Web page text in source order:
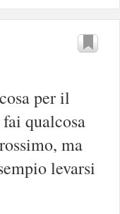
per il
qualcosa
ma
levarsi